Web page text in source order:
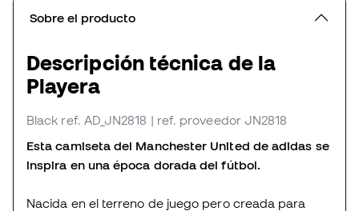
Sobre el producto
Descripción técnica de la
Playera
Black ref. AD_JN2818 | ref. proveedor JN2818
Esta camiseta del Manchester United de adidas se
inspira en una época dorada del fútbol.
Nacida en el terreno de juego pero creada para